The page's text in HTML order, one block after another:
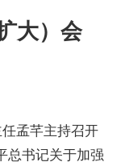
大）会
孟芊主持召开
总书记关于加强